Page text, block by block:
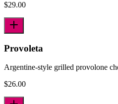
$29.00
Provoleta
Argentine-style grilled provolone
$26.00